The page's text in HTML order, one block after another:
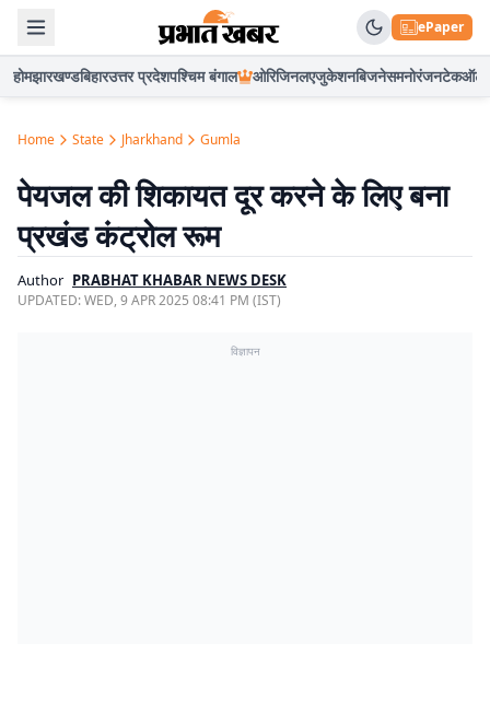
ePaper
होमझारखण्डबिहारउत्तर प्रदेशपश्चिम बंगाल ओरिजिनलएजुकेशनबिजनेसमनोरंजनटेकऑटो
Home State Jharkhand Gumla
पेयजल की शिकायत दूर करने के लिए बना
प्रखंड कंट्रोल रूम
Author PRABHAT KHABAR NEWS DESK
UPDATED:WED, 9 APR 2025 08:41 PM (IST)
विज्ञापन